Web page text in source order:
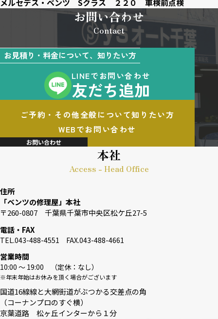
メルセデス・ベンツ Sクラス ２２０ 車検前点検
お問い合わせ
Contact
お見積り・料金について、知りたい方
LINEでお問い合わせ
友だち追加
ご予約・その他全般について知りたい方
WEBでお問い合わせ
お問い合わせ
本社
Access - Head Office
住所
「ベンツの修理屋」本社
〒260-0807 千葉県千葉市中央区松ケ丘27-5
電話・FAX
TEL.043-488-4551 FAX.043-488-4661
営業時間
10:00 〜 19:00 （定休：なし）
※年末年始はお休みを頂く場合がございます
国道16線線と大網街道がぶつかる交差点の角
（コーナンプロのすぐ横）
京葉道路 松ヶ丘インターから１分